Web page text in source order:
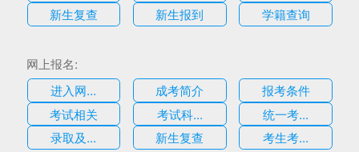
新生复查
新生报到 学籍查询
网上报名:
进入网...
成考简介
报考条件
考试相关
考试科...
统一考...
录取及...
新生复查 考生考...